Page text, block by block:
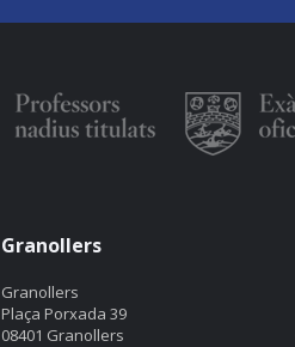
Granollers
Granollers
Plaça Porxada 39
08401 Granollers